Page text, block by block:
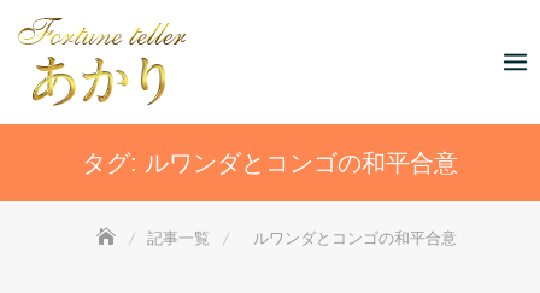
content
タグ: ルワンダとコンゴの和平合意
記事一覧 ルワンダとコンゴの和平合意